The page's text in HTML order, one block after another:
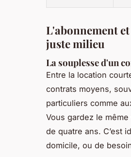
L'abonnement
juste milieu
La souplesse d'un
Entre la location
contrats moyens,
particuliers comme
Vous gardez le
de quatre ans. C’est
domicile, ou de